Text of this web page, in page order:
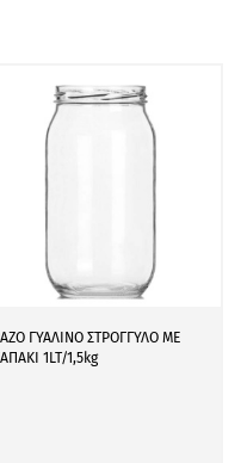
ΓΥΑΛΙΝΟ ΣΤΡΟΓΓΥΛΟ ΜΕ
1LT/1,5kg